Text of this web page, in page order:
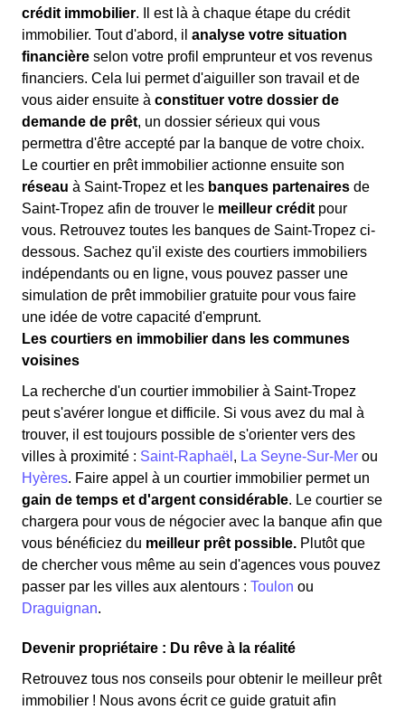
crédit immobilier. Il est là à chaque étape du crédit
immobilier. Tout d'abord, il analyse votre situation
financière selon votre profil emprunteur et vos revenus
financiers. Cela lui permet d'aiguiller son travail et de
vous aider ensuite à constituer votre dossier de
demande de prêt, un dossier sérieux qui vous
permettra d'être accepté par la banque de votre choix.
Le courtier en prêt immobilier actionne ensuite son
réseau à Saint-Tropez et les banques partenaires de
Saint-Tropez afin de trouver le meilleur crédit pour
vous. Retrouvez toutes les banques de Saint-Tropez ci-
dessous. Sachez qu'il existe des courtiers immobiliers
indépendants ou en ligne, vous pouvez passer une
simulation de prêt immobilier gratuite pour vous faire
une idée de votre capacité d'emprunt.
Les courtiers en immobilier dans les communes
voisines
La recherche d'un courtier immobilier à Saint-Tropez
peut s'avérer longue et difficile. Si vous avez du mal à
trouver, il est toujours possible de s'orienter vers des
villes à proximité : Saint-Raphaël , La Seyne-Sur-Mer ou
Hyères. Faire appel à un courtier immobilier permet un
gain de temps et d'argent considérable. Le courtier se
chargera pour vous de négocier avec la banque afin que
vous bénéficiez du meilleur prêt possible. Plutôt que
de chercher vous même au sein d'agences vous pouvez
passer par les villes aux alentours : Toulon ou
Draguignan.
Devenir propriétaire : Du rêve à la réalité
Retrouvez tous nos conseils pour obtenir le meilleur prêt
immobilier ! Nous avons écrit ce guide gratuit afin